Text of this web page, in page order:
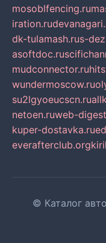
mosoblfencing.ru
iration.ru
dk-tulamash.rus-
asoftdoc.ru
mudconnector.ru
wundermoscow.ru
su2lgyoeucscn.ru
netoen.ruweb-
kuper-dostavka.ru
everafterclub.org
© Каталог